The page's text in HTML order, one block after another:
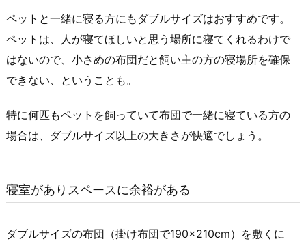
ペットと一緒に寝る方にもダブルサイズはおすすめです。
ペットは、人が寝てほしいと思う場所に寝てくれるわけで
はないので、小さめの布団だと飼い主の方の寝場所を確保
できない、ということも。
特に何匹もペットを飼っていて布団で一緒に寝ている方の
場合は、ダブルサイズ以上の大きさが快適でしょう。
寝室がありスペースに余裕がある
ダブルサイズの布団（掛け布団で190×210cm）を敷くに